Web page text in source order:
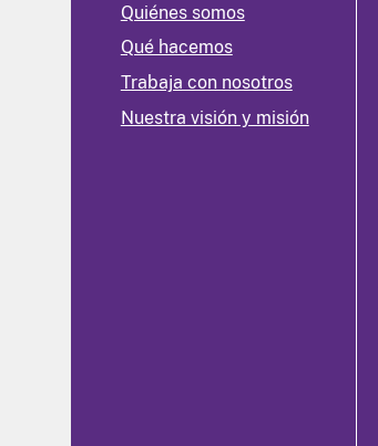
Quiénes somos
Qué hacemos
Trabaja con nosotros
Nuestra visión y misión